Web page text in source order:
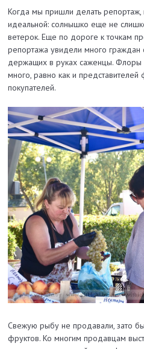
Когда мы пришли делать
идеальной: солнышко еще не
ветерок. Еще по дороге к точкам
репортажа увидели много граждан
держащих в руках саженцы. Флоры
много, равно как и
покупателей.
Свежую рыбу не продавали, зато
фруктов. Ко многим продавцам